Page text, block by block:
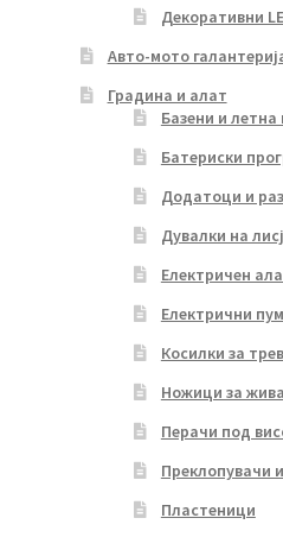
Декоративни
Авто-мото
Градина и алат
Базени и
Батериски
Додатоци и
Дувалки на
Електричен
Електрични
Косилки за
Ножици за
Перачи под
Преклопувачи
Пластеници